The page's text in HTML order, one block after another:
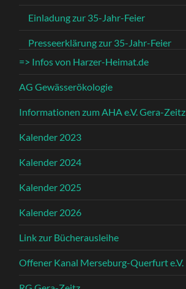
Einladung zur 35-Jahr-Feier
Presseerklärung zur 35-Jahr-Feier
=> Infos von Harzer-Heimat.de
AG Gewässerökologie
Informationen zum AHA e.V. Gera-Zeitz
Kalender 2023
Kalender 2024
Kalender 2025
Kalender 2026
Link zur Bücherausleihe
Offener Kanal Merseburg-Querfurt e.V.